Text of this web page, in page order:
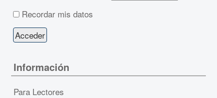
Recordar mis datos
Información
Para Lectores